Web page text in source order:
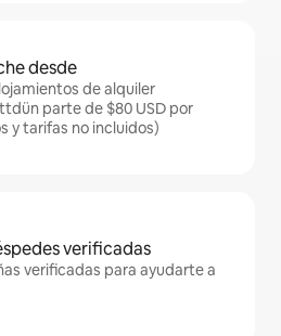
desde
de alquiler
parte de $80 USD por
y tarifas no incluidos)
verificadas
verificadas para ayudarte a